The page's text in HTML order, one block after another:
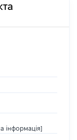
інформація]